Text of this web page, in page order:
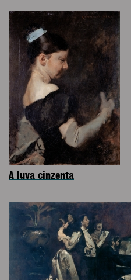
A luva cinzenta